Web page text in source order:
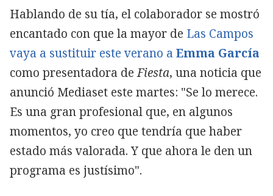
Hablando de su tía, el colaborador se mostró
encantado con que la mayor de Las Campos
vaya a sustituir este verano a Emma García
como presentadora deFiesta, una noticia que
anunció Mediaset este martes: "Se lo merece.
Es una gran profesional que, en algunos
momentos, yo creo que tendría que haber
estado más valorada. Y que ahora le den un
programa es justísimo".